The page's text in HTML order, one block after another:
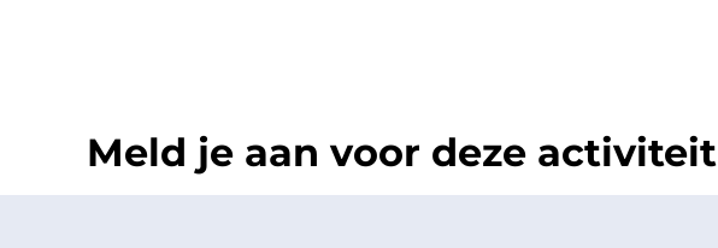
Meld je aan voor deze activiteit